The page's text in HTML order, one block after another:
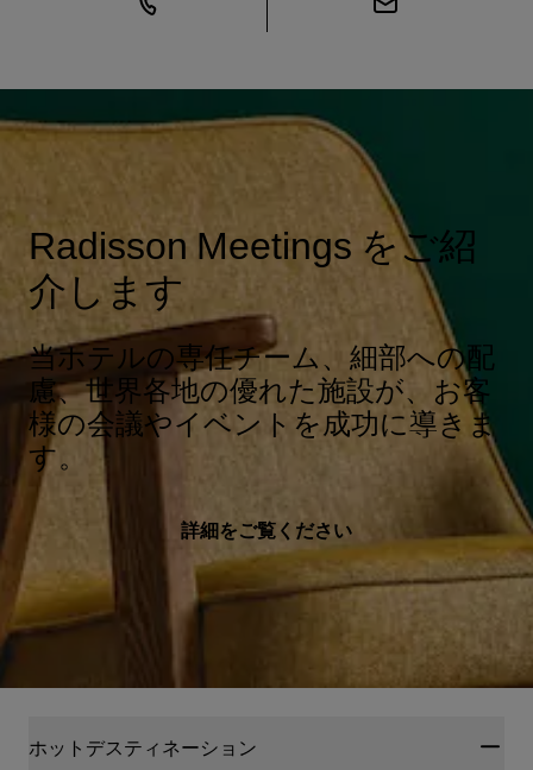
Radisson Meetings をご紹
介します
当ホテルの専任チーム、細部への配
慮、世界各地の優れた施設が、お客
様の会議やイベントを成功に導きま
す。
詳細をご覧ください
ホットデスティネーション